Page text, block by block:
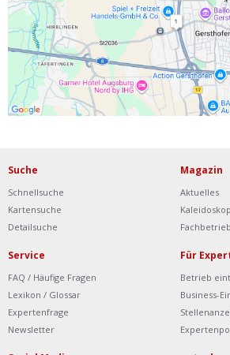
Ist Ihre Werkstatt schon
Kostenlos
Werkstatt Login
Suche
Schnellsuche
Kartensuche
Detailsuche
Magazin
Aktuelles
Kaleidoskop
Service
FAQ / Häufige Fragen
Lexikon / Glossar
Expertenfrage
Newsletter
Für
Betrieb
Business-